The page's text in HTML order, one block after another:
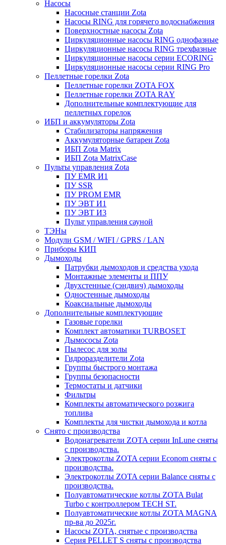
Насосы
Насосные станции Zota
Насосы RING для горячего водоснабжения
Поверхностные насосы Zota
Циркуляционные насосы RING однофазные
Циркуляционные насосы RING трехфазные
Циркуляционные насосы серии ECORING
Циркуляционные насосы серии RING Pro
Пеллетные горелки Zota
Пеллетные горелки ZOTA FOX
Пеллетные горелки ZOTA RAY
Дополнительные комплектующие для
пеллетных горелок
ИБП и аккумуляторы Zota
Стабилизаторы напряжения
Аккумуляторные батареи Zota
ИБП Zota Matrix
ИБП Zota MatrixCase
Пульты управления Zota
ПУ EMR И1
ПУ SSR
ПУ PROM EMR
ПУ ЭВТ И1
ПУ ЭВТ И3
Пульт управления сауной
ТЭНы
Модули GSM / WIFI / GPRS / LAN
Приборы КИП
Дымоходы
Патрубки дымоходов и средства ухода
Монтажные элементы и ППУ
Двухстенные (сэндвич) дымоходы
Одностенные дымоходы
Коаксиальные дымоходы
Дополнительные комплектующие
Газовые горелки
Комплект автоматики TURBOSET
Дымососы Zota
Пылесос для золы
Гидроразделители Zota
Группы быстрого монтажа
Группы безопасности
Термостаты и датчики
Фильтры
Комплекты автоматического розжига
топлива
Комплекты для чистки дымохода и котла
Снято с производства
Водонагреватели ZOTA серии InLune сняты
с производства.
Электрокотлы ZOTA серии Econom сняты с
производства.
Электрокотлы ZOTA серии Balance сняты с
производства.
Полуавтоматические котлы ZOTA Bulat
Turbo с контроллером TECH ST.
Полуавтоматические котлы ZOTA MAGNA
пр-ва до 2025г.
Насосы ZOTA, снятые с производства
Серия PELLET S сняты с производства